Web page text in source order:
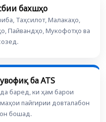
бахшҳо
Таҳсилот, Малакаҳо,
Пайвандҳо, Мукофотҳо ва
ба ATS
баред, ки ҳам барои
пайгирии довталабон
бошад.